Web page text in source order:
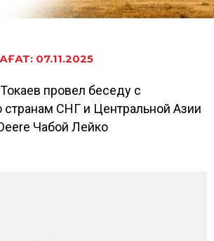
07.11.2025
провел беседу с
странам СНГ и Центральной Азии
Чабой Лейко